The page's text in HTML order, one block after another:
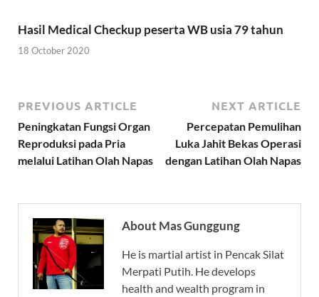
Hasil Medical Checkup peserta WB usia 79 tahun
18 October 2020
PREVIOUS ARTICLE
Peningkatan Fungsi Organ
Reproduksi pada Pria
melalui Latihan Olah Napas
NEXT ARTICLE
Percepatan Pemulihan
Luka Jahit Bekas Operasi
dengan Latihan Olah Napas
About Mas Gunggung
He is martial artist in Pencak Silat
Merpati Putih. He develops
health and wealth program in